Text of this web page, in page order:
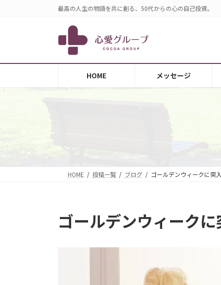
へ
キ
ョ
に
最高の人生の物語を共に創る、50代からの心の自己投資。
HOME メッセージ
HOME 投稿一覧 ブログ ゴールデンウィークに突
ゴールデンウィークに